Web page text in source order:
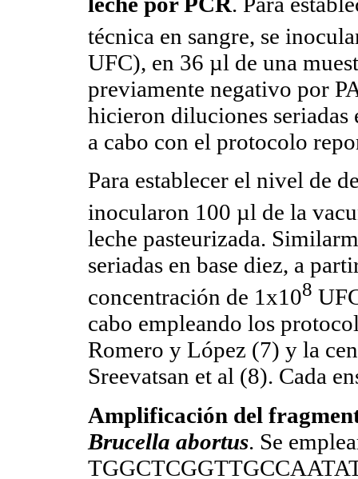
técnica en sangre, se
UFC), en 36 µl de una
previamente negativo por
hicieron diluciones seriadas
a cabo con el protocolo
Para establecer el nivel de
inocularon 100 µl de la
leche pasteurizada.
seriadas en base diez, a
concentración de 1x108
cabo empleando los
Romero y López (7) y la
Sreevatsan et al (8). Cada
Amplificación del
Brucella abortus. Se